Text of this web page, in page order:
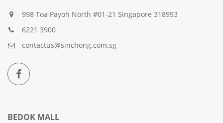
998 Toa Payoh North #01-21 Singapore 318993
6221 3900
contactus@sinchong.com.sg
BEDOK MALL